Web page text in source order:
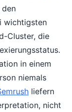
den
wichtigsten
Cluster, die
in einem
niemals
liefern
nicht